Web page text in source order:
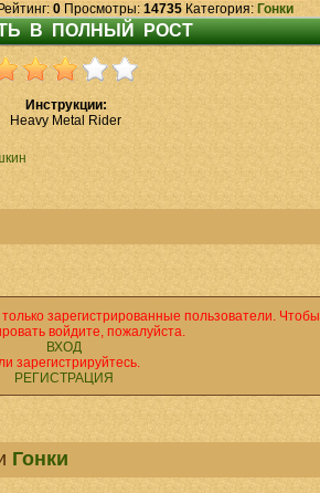
0Просмотры: 14735Категория: Гонки
Инструкции:
Heavy Metal Rider
зарегистрированные пользователи. Чтобы
войдите, пожалуйста.
ВХОД
зарегистрируйтесь.
РЕГИСТРАЦИЯ
Гонки